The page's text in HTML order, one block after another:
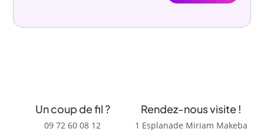
Un coup de fil ?
09 72 60 08 12
Rendez-nous visite !
1 Esplanade Miriam Makeba